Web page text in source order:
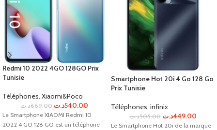
Redmi 10 2022 4GO 128GO Prix
Tunisie
Téléphones, Xiaomi&Poco
669.00د.ت 540.00د.ت
Le Smartphone XIAOMI Redmi 10
2022 4 GO 128 GO est un téléphone
Smartphone Hot 20i 4 Go 128 Go
Prix Tunisie
Téléphones, infinix
505.00د.ت 449.00د.ت
Le Smartphone Hot 20i de la marque